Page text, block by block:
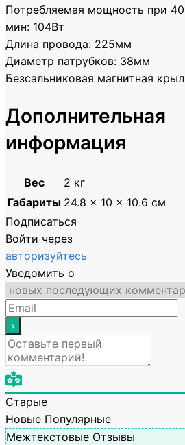
Потребляемая мощность при
мин: 104Вт
Длина провода: 225мм
Диаметр патрубков: 38мм
Безсальниковая магнитная
Дополнительная
информация
Вес
2 кг
Габариты 24.8 × 10 × 10.6 см
Подписаться
Войти через
авторизуйтесь
Уведомить о
Старые
Новые Популярные
Межтекстовые Отзывы